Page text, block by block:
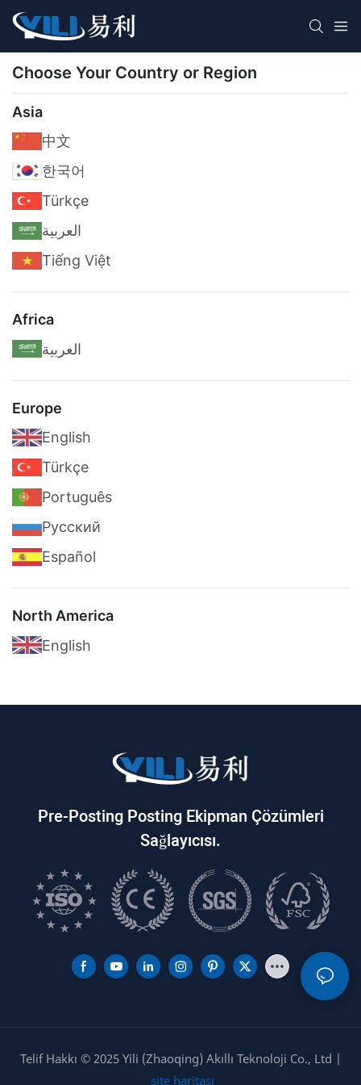
Choose Your Country or Region
Asia
中文
한국어
Türkçe
العربية
Tiếng Việt
Africa
العربية
Europe
English
Türkçe
Português
Pусский
Español
North America
English
Pre-Posting Posting Ekipman Çözümleri
Sağlayıcısı.
Telif Hakkı © 2025 Yili (Zhaoqing) Akıllı Teknoloji Co., Ltd |
site haritası